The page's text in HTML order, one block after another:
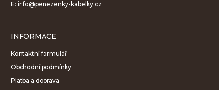
E:info@penezenky-kabelky.cz
INFORMACE
Kontaktní formulář
Obchodní podmínky
Platba a doprava